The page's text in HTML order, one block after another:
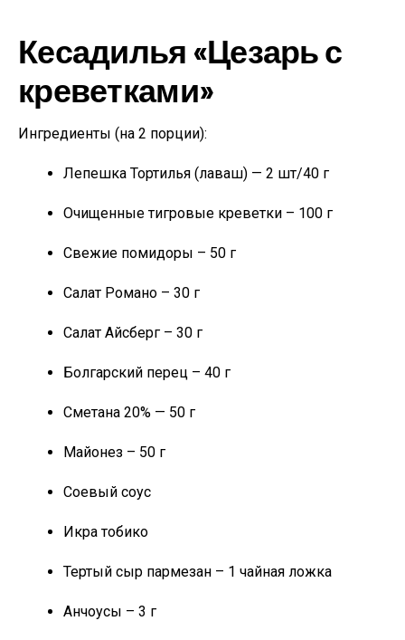
Кесадилья «Цезарь с
креветками»
Ингредиенты (на 2 порции):
Лепешка Тортилья (лаваш) — 2 шт/40 г
Очищенные тигровые креветки – 100 г
Свежие помидоры – 50 г
Салат Романо – 30 г
Салат Айсберг – 30 г
Болгарский перец – 40 г
Сметана 20% — 50 г
Майонез – 50 г
Соевый соус
Икра тобико
Тертый сыр пармезан – 1 чайная ложка
Анчоусы – 3 г